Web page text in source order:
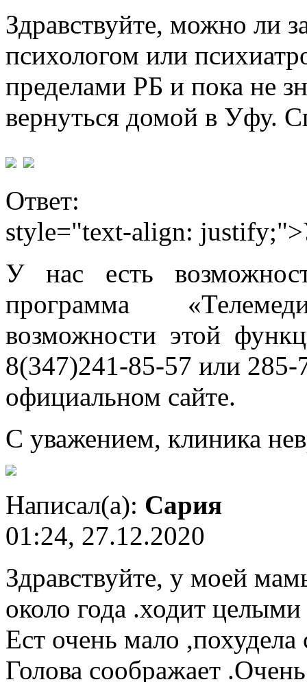
Здравствуйте, можно ли
психологом или
пределами РБ и пока не
вернуться домой в Уфу.
Ответ:
style="text-align:
У нас есть
программа
возможности этой
8(347)241-85-57 или
официальном сайте.
С уважением, клиника
Написал(а): Сария
01:24, 27.12.2020
Здравствуйте, у моей
около года .ходит
Ест очень мало
Голова соображает